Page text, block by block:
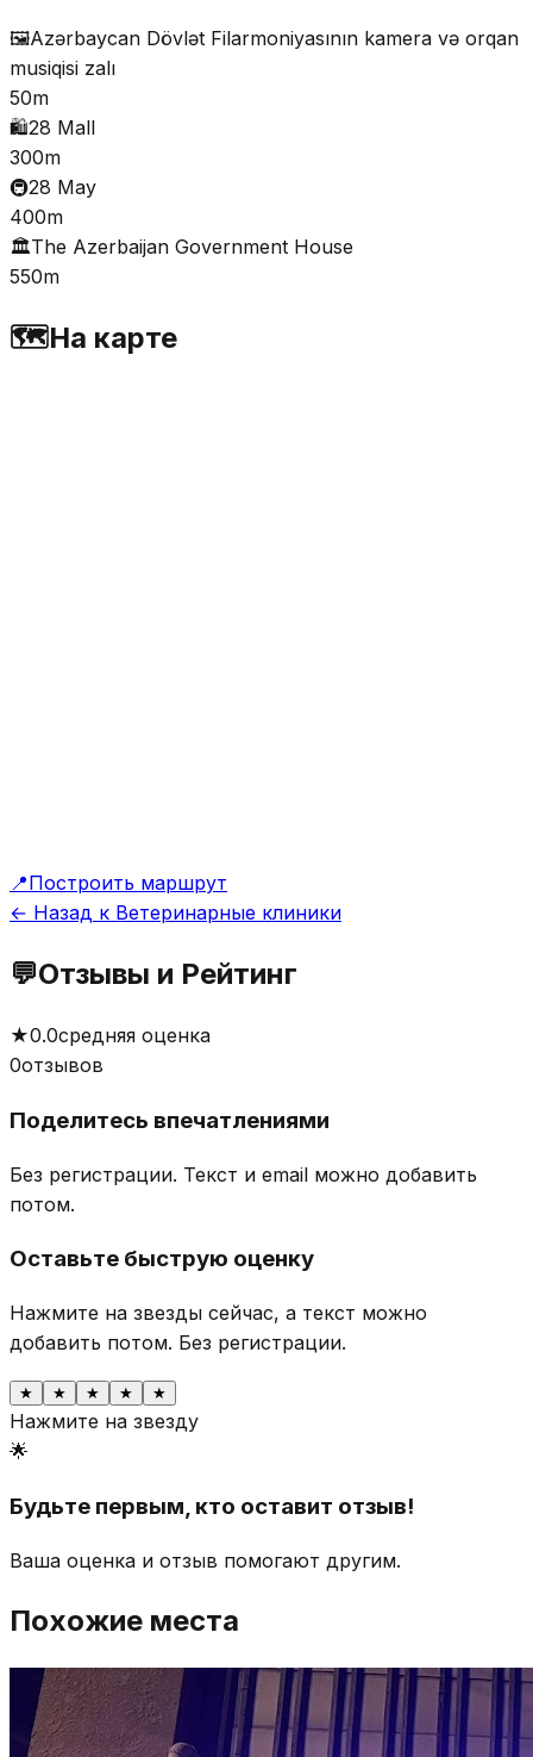
🖼️Azərbaycan Dövlət Filarmoniyasının kamera və orqan
musiqisi zalı
50m
🛍️28 Mall
300m
🚇28 May
400m
🏛️The Azerbaijan Government House
550m
🗺️На карте
📍Построить маршрут
← Назад к Ветеринарные клиники
💬Отзывы и Рейтинг
★0.0средняя оценка
0отзывов
Поделитесь впечатлениями
Без регистрации. Текст и email можно добавить
потом.
Оставьте быструю оценку
Нажмите на звезды сейчас, а текст можно
добавить потом. Без регистрации.
★ ★ ★ ★ ★
Нажмите на звезду
🌟
Будьте первым, кто оставит отзыв!
Ваша оценка и отзыв помогают другим.
Похожие места